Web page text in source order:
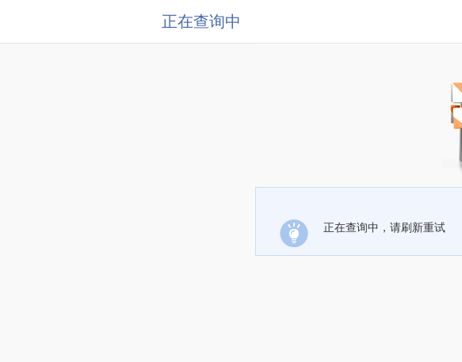
正在查询中
正在查询中，请刷新重试